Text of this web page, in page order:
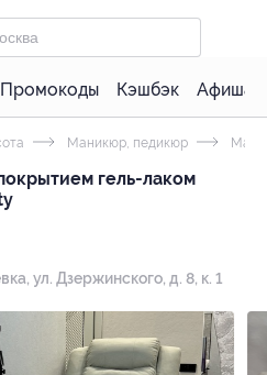
Промокоды Кэшбэк Афиша
Маникюр, педикюр
гель-лаком
ул. Дзержинского, д. 8, к. 1